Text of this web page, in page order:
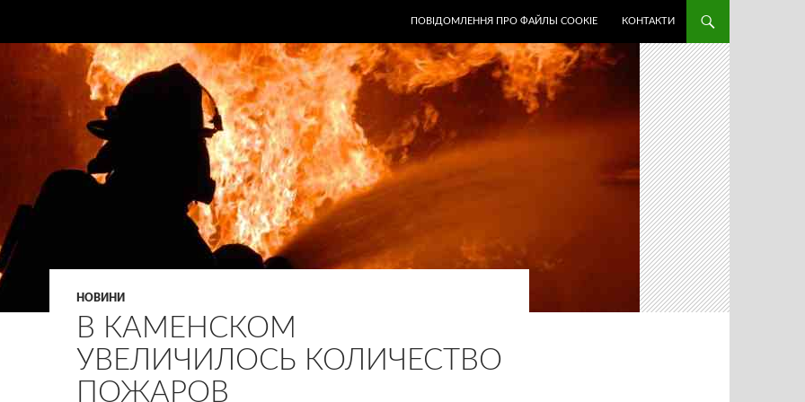
ПОВІДОМЛЕННЯ ПРО ФАЙЛЫ COOKIE КОНТАКТИ
НОВИНИ
В КАМЕНСКОМ
УВЕЛИЧИЛОСЬ КОЛИЧЕСТВО
ПОЖАРОВ